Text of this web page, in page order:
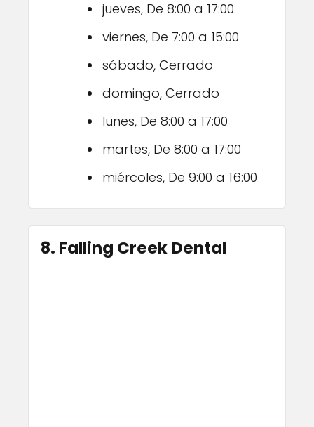
jueves, De 8:00 a 17:00
viernes, De 7:00 a 15:00
sábado, Cerrado
domingo, Cerrado
lunes, De 8:00 a 17:00
martes, De 8:00 a 17:00
miércoles, De 9:00 a 16:00
8. Falling Creek Dental